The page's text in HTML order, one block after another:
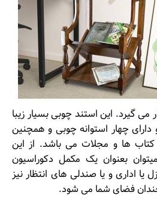
می گیرد. این استند چوبی بسیار زیبا
چهار استوانه چوبی و همچنین
کتاب ها و مجلات می باشد. از این
بعنوان یک مکمل دکوراسیون
یا اداری و یا صندلی های انتظار نیز
فضای شما می شود.